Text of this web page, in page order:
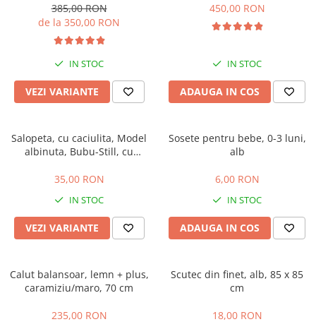
Tehnologia inovatoare One-
Hand Folding
385,00 RON
de la 350,00 RON
IN STOC
VEZI VARIANTE
Pliabil ergonomic, Belecoo,
roz
450,00 RON
IN STOC
ADAUGA IN COS
Salopeta, cu caciulita, Model
albinuta, Bubu-Still, cu
35,00 RON
IN STOC
VEZI VARIANTE
Sosete pentru bebe, 0-3 luni,
alb
6,00 RON
IN STOC
ADAUGA IN COS
Calut balansoar, lemn + plus,
caramiziu/maro, 70 cm
235,00 RON
Scutec din finet, alb, 85 x 85
cm
18,00 RON